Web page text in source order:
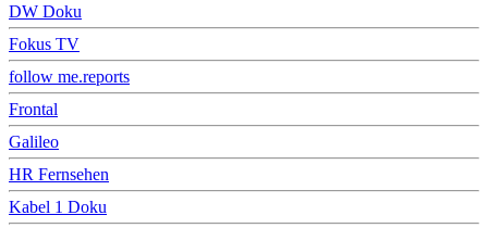
DW Doku
Fokus TV
follow me.reports
Frontal
Galileo
HR Fernsehen
Kabel 1 Doku